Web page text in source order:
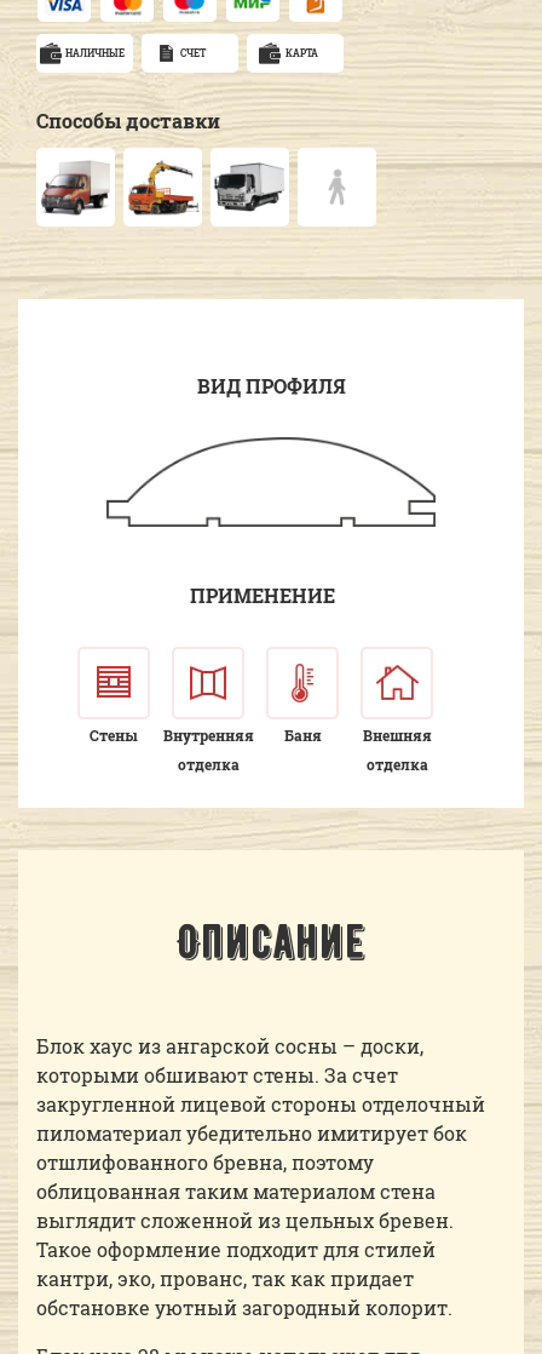
НАЛИЧНЫЕ СЧЕТ КАРТА
Способы доставки
ВИД ПРОФИЛЯ
ПРИМЕНЕНИЕ
Стены
Внутренняя
отделка
Баня
Внешняя
отделка
Описание
Блок хаус из ангарской сосны – доски,
которыми обшивают стены. За счет
закругленной лицевой стороны отделочный
пиломатериал убедительно имитирует бок
отшлифованного бревна, поэтому
облицованная таким материалом стена
выглядит сложенной из цельных бревен.
Такое оформление подходит для стилей
кантри, эко, прованс, так как придает
обстановке уютный загородный колорит.